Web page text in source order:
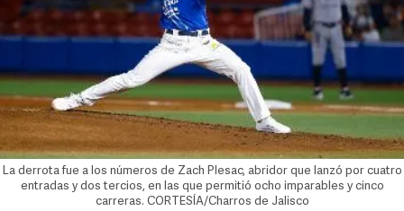
La derrota fue a los números de Zach Plesac, abridor que lanzó por cuatro
entradas y dos tercios, en las que permitió ocho imparables y cinco
carreras. CORTESÍA/Charros de Jalisco